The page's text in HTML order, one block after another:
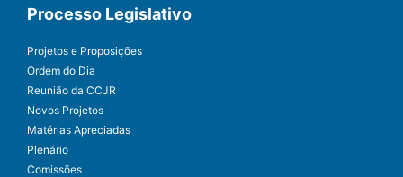
Processo Legislativo
Projetos e Proposições
Ordem do Dia
Reunião da CCJR
Novos Projetos
Matérias Apreciadas
Plenário
Comissões